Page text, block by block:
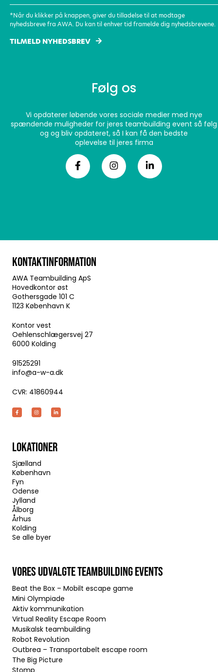
(Påkrævet)
*Når du klikker på knappen, giver du tilladelse til at modtage
nyhedsbreve fra AWA. Du kan til enhver tid framelde dig nyhedsbrevene.
TILMELD NYHEDSBREV
Følg os
Vi opdaterer løbende vores sociale medier med nye
spændende muligheder for jeres teambuilding event så følg
og og bliv opdateret, så I kan få den bedste
oplevelse til jeres firma
KONTAKTINFORMATION
AWA Teambuilding ApS
Hovedkontor øst
Gothersgade 101 C
1123 København K
Kontor vest
Oehlenschlægersvej 27
6000 Kolding
91525291
info@a-w-a.dk
CVR: 41860944
LOKATIONER
Sjælland
København
Fyn
Odense
Jylland
Ålborg
Århus
Kolding
Se alle byer
VORES UDVALGTE TEAMBUILDING EVENTS
Beat the Box – Mobilt escape game
Mini Olympiade
Aktiv kommunikation
Virtual Reality Escape Room
Musikalsk teambuilding
Robot Revolution
Outbrea – Transportabelt escape room
The Big Picture